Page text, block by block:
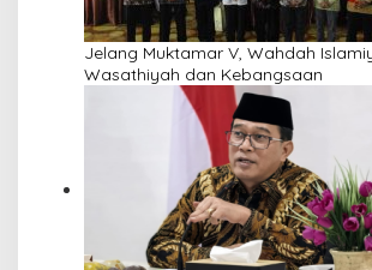
Jelang Muktamar V, Wahdah
Wasathiyah dan Kebangsaan